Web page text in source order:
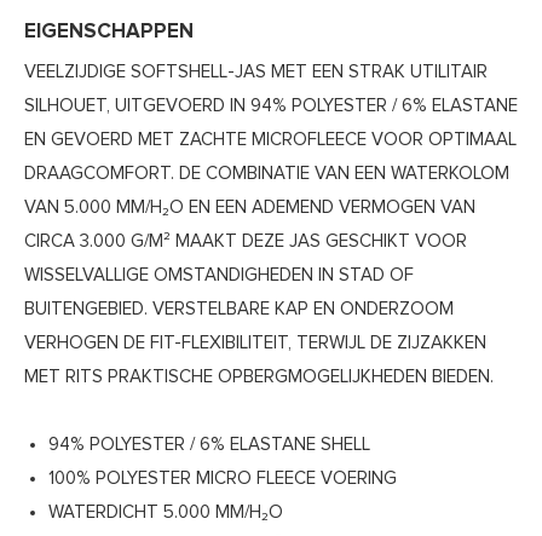
EIGENSCHAPPEN
VEELZIJDIGE SOFTSHELL-JAS MET EEN STRAK UTILITAIR
SILHOUET, UITGEVOERD IN 94% POLYESTER / 6% ELASTANE
EN GEVOERD MET ZACHTE MICROFLEECE VOOR OPTIMAAL
DRAAGCOMFORT. DE COMBINATIE VAN EEN WATERKOLOM
VAN 5.000 MM/H₂O EN EEN ADEMEND VERMOGEN VAN
CIRCA 3.000 G/M² MAAKT DEZE JAS GESCHIKT VOOR
WISSELVALLIGE OMSTANDIGHEDEN IN STAD OF
BUITENGEBIED. VERSTELBARE KAP EN ONDERZOOM
VERHOGEN DE FIT-FLEXIBILITEIT, TERWIJL DE ZIJZAKKEN
MET RITS PRAKTISCHE OPBERGMOGELIJKHEDEN BIEDEN.
94% POLYESTER / 6% ELASTANE SHELL
100% POLYESTER MICRO FLEECE VOERING
WATERDICHT 5.000 MM/H₂O